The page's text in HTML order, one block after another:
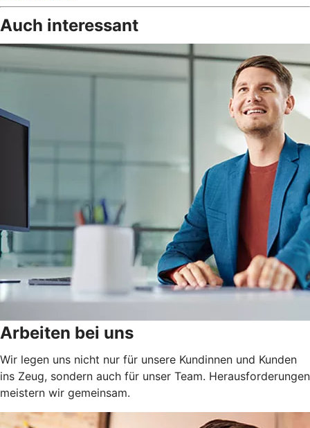
Auch interessant
Arbeiten bei uns
Wir legen uns nicht nur für unsere Kundinnen und Kunden
ins Zeug, sondern auch für unser Team. Herausforderungen
meistern wir gemeinsam.